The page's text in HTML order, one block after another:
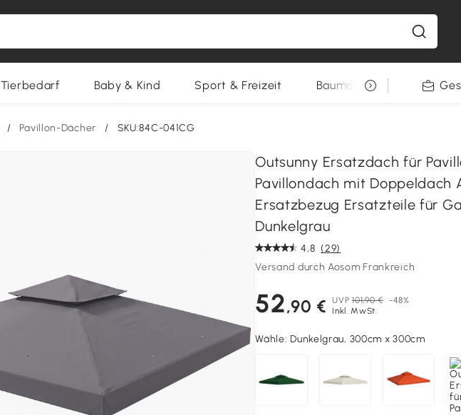
Tierbedarf Baby & Kind Sport & Freizeit Baumarkt
/ Pavillon-Dächer / SKU:84C-041CG
Outsunny Ersatzdach für
Pavillondach mit Doppeldach
Ersatzbezug Ersatzteile für
Dunkelgrau
4,8 (29)
Versand durch Aosom Frankreich
52,90 € UVP 101,90 € -48%
Inkl. MwSt.
Wähle:Dunkelgrau, 300cm x 300cm